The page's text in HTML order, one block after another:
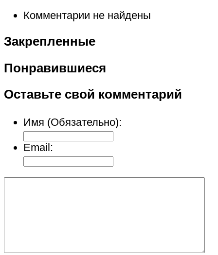
Комментарии не найдены
Закрепленные
Понравившиеся
Оставьте свой комментарий
Имя (Обязательно):
Email: